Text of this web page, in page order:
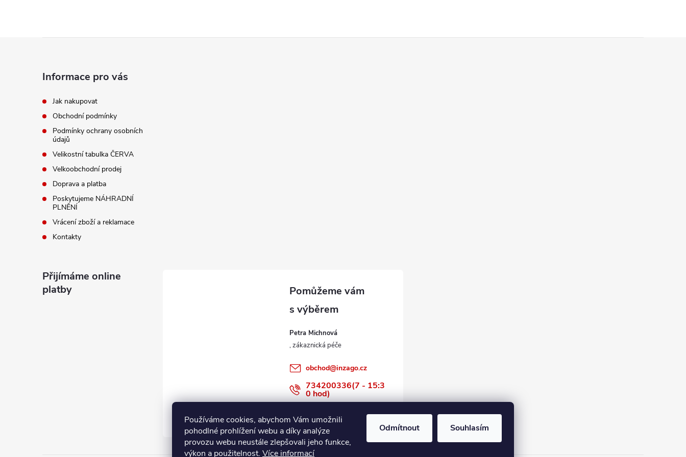
Používáme cookies, abychom Vám umožnili
pohodlné prohlížení webu a díky analýze
provozu webu neustále zlepšovali jeho funkce,
výkon a použitelnost. Více informací
Odmítnout Souhlasím
Informace pro vás
Jak nakupovat
Obchodní podmínky
Podmínky ochrany osobních
údajů
Velikostní tabulka ČERVA
Velkoobchodní prodej
Doprava a platba
Poskytujeme NÁHRADNÍ
PLNĚNÍ
Vrácení zboží a reklamace
Kontakty
Přijímáme online
platby
Petra Michnová
obchod@inzago.cz
734200336(7 - 15:3
0 hod)